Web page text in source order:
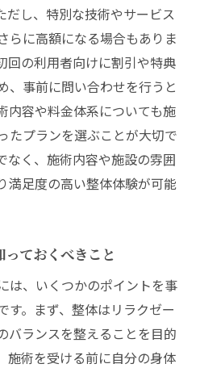
だし、特別な技術やサービス
らに高額になる場合もありま
回の利用者向けに割引や特典
、事前に問い合わせを行うと
内容や料金体系についても施
たプランを選ぶことが大切で
なく、施術内容や施設の雰囲
満足度の高い整体体験が可能
ておくべきこと
は、いくつかのポイントを事
す。まず、整体はリラクゼー
バランスを整えることを目的
施術を受ける前に自分の身体